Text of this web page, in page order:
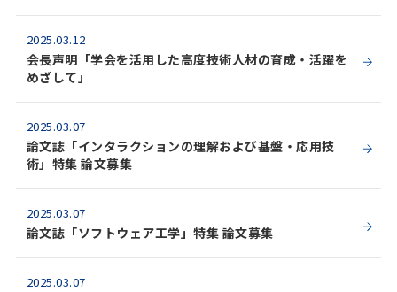
2025.03.12
会長声明「学会を活用した高度技術人材の育成・活躍を
めざして」
2025.03.07
論文誌「インタラクションの理解および基盤・応用技
術」特集 論文募集
2025.03.07
論文誌「ソフトウェア工学」特集 論文募集
2025.03.07